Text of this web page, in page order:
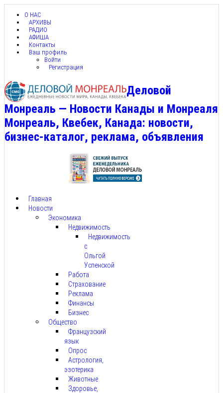
О НАС
АРХИВЫ
РАДИО
АФИША
Контакты
Ваш профиль
Войти
Регистрация
Деловой
Монреаль — Новости Канады и Монреаля
Монреаль, Квебек, Канада: новости,
бизнес-каталог, реклама, объявления
Главная
Новости
Экономика
Недвижимость
Недвижимость
с
Ольгой
Успенской
Работа
Страхование
Реклама
Финансы
Бизнес
Общество
Французский
язык
Опрос
Астрология,
эзотерика
Животные
Здоровье,